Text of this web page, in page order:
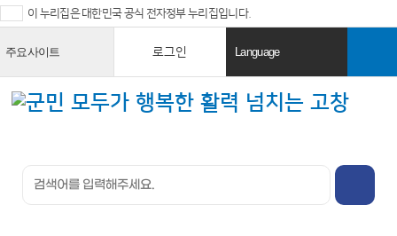
이 누리집은 대한민국 공식 전자정부 누리집입니다.
주요사이트 로그인 Language
기
열기